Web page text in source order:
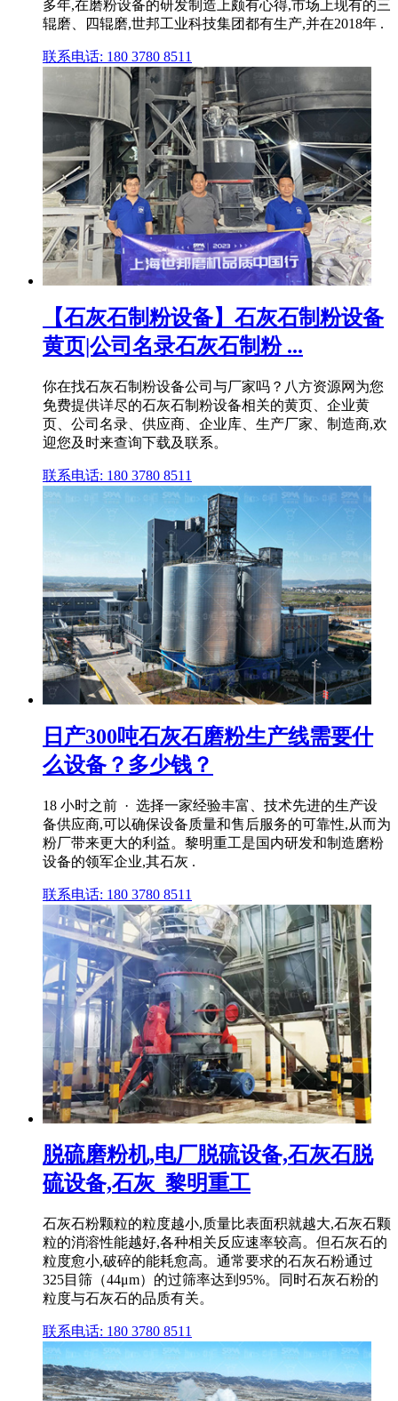
多年,在磨粉设备的研发制造上颇有心得,市场上现有的三
辊磨、四辊磨,世邦工业科技集团都有生产,并在2018年 .
联系电话: 180 3780 8511
【石灰石制粉设备】石灰石制粉设备
黄页|公司名录石灰石制粉 ...
你在找石灰石制粉设备公司与厂家吗？八方资源网为您
免费提供详尽的石灰石制粉设备相关的黄页、企业黄
页、公司名录、供应商、企业库、生产厂家、制造商,欢
迎您及时来查询下载及联系。
联系电话: 180 3780 8511
日产300吨石灰石磨粉生产线需要什
么设备？多少钱？
18 小时之前 · 选择一家经验丰富、技术先进的生产设
备供应商,可以确保设备质量和售后服务的可靠性,从而为
粉厂带来更大的利益。黎明重工是国内研发和制造磨粉
设备的领军企业,其石灰 .
联系电话: 180 3780 8511
脱硫磨粉机,电厂脱硫设备,石灰石脱
硫设备,石灰_黎明重工
石灰石粉颗粒的粒度越小,质量比表面积就越大,石灰石颗
粒的消溶性能越好,各种相关反应速率较高。但石灰石的
粒度愈小,破碎的能耗愈高。通常要求的石灰石粉通过
325目筛（44μm）的过筛率达到95%。同时石灰石粉的
粒度与石灰石的品质有关。
联系电话: 180 3780 8511